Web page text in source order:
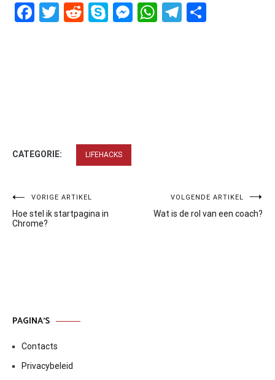
Facebook
Twitter
RedditSkypeMessenger
WhatsApp
Telegram
CATEGORIE: LIFEHACKS
Bericht
navigatie
VORIGE ARTIKEL
Hoe stel ik startpagina in
Chrome?
VOLGENDE ARTIKEL
Wat is de rol van een coach?
PAGINA’S
Contacts
Privacybeleid